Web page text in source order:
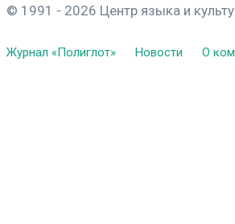
© 1991 - 2026 Центр языка и
Журнал «Полиглот» Новости О